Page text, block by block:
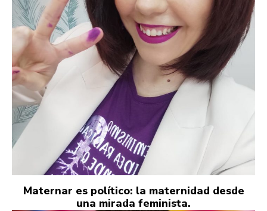
Maternar es político: la maternidad desde
una mirada feminista.